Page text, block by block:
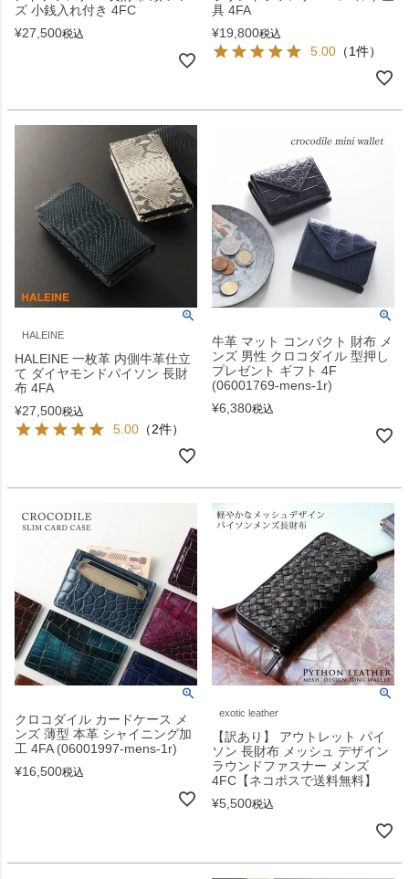
ズ 小銭入れ付き 4FC
¥27,500税込
具 4FA
¥19,800税込
5.00 （1件）
HALEINE
HALEINE 一枚革 内側牛革仕立
て ダイヤモンドパイソン 長財
布 4FA
¥27,500税込
5.00 （2件）
牛革 マット コンパクト 財布 メ
ンズ 男性 クロコダイル 型押し
プレゼント ギフト 4F
(06001769-mens-1r)
¥6,380税込
クロコダイル カードケース メ
ンズ 薄型 本革 シャイニング加
工 4FA (06001997-mens-1r)
¥16,500税込
exotic leather
【訳あり】 アウトレット パイ
ソン 長財布 メッシュ デザイン
ラウンドファスナー メンズ
4FC【ネコポスで送料無料】
¥5,500税込